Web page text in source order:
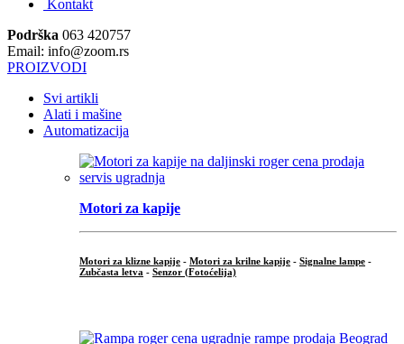
Kontakt
Podrška 063 420757
Email: info@zoom.rs
PROIZVODI
Svi artikli
Alati i mašine
Automatizacija
Motori za kapije
Motori za klizne kapije - Motori za krilne kapije - Signalne lampe -
Zubčasta letva - Senzor (Fotoćelija)